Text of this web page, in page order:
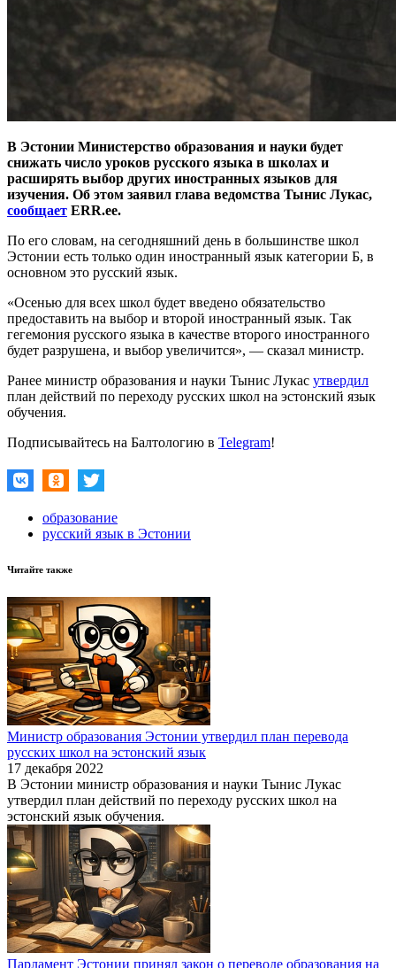
В Эстонии Министерство образования и науки будет
снижать число уроков русского языка в школах и
расширять выбор других иностранных языков для
изучения. Об этом заявил глава ведомства Тынис Лукас,
сообщает ERR.ee.
По его словам, на сегодняшний день в большинстве школ
Эстонии есть только один иностранный язык категории Б, в
основном это русский язык.
«Осенью для всех школ будет введено обязательство
предоставить на выбор и второй иностранный язык. Так
гегемония русского языка в качестве второго иностранного
будет разрушена, и выбор увеличится», — сказал министр.
Ранее министр образования и науки Тынис Лукас утвердил
план действий по переходу русских школ на эстонский язык
обучения.
Подписывайтесь на Балтологию в Telegram!
образование
русский язык в Эстонии
Читайте также
Министр образования Эстонии утвердил план перевода
русских школ на эстонский язык
17 декабря 2022
В Эстонии министр образования и науки Тынис Лукас
утвердил план действий по переходу русских школ на
эстонский язык обучения.
Парламент Эстонии принял закон о переводе образования на